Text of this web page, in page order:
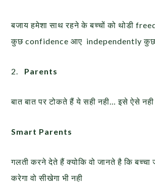
बजाय हमेशा साथ रहने के बच्चों को थोडी
कुछ confidence आए independently
2. Parents
बात बात पर टोकते हैं ये सही नही… इसे ऐसे
Smart Parents
गलती करने देते हैं क्योकि वो जानते है कि
करेगा वो सीखेगा भी नही